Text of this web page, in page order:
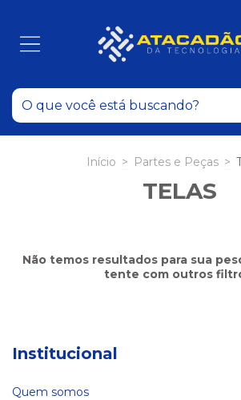
Início > Partes e Peças >
TELAS
Não temos resultados para sua
tente com outros
Institucional
Quem somos